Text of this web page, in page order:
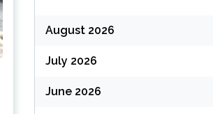
August 2026
July 2026
June 2026